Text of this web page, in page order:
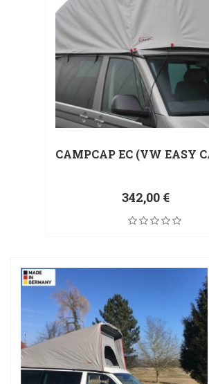
CAMPCAP EC (VW EASY
342,00 €